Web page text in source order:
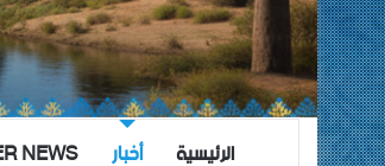
الرئيسية أخبار NEWS